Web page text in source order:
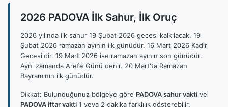
2026 PADOVA İlk Sahur, İlk Oruç
2026 yılında ilk sahur 19 Şubat 2026 gecesi kalkılacak. 19
Şubat 2026 ramazan ayının ilk günüdür. 16 Mart 2026 Kadir
Gecesi'dir. 19 Mart 2026 ise ramazan ayının son günüdür.
Aynı zamanda Arefe Günü denir. 20 Mart'ta Ramazan
Bayramının ilk günüdür.
Dikkat: Bulunduğunuz bölgeye göre PADOVA sahur vakti ve
PADOVA iftar vakti 1 veya 2 dakika farklılık gösterebilir.